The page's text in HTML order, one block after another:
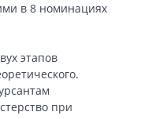
в 8 номинациях
этапов
при